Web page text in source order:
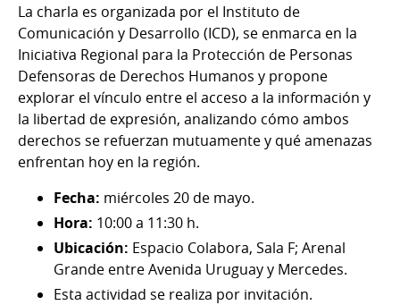
La charla es organizada por el Instituto de
Comunicación y Desarrollo (ICD), se enmarca en la
Iniciativa Regional para la Protección de Personas
Defensoras de Derechos Humanos y propone
explorar el vínculo entre el acceso a la información y
la libertad de expresión, analizando cómo ambos
derechos se refuerzan mutuamente y qué amenazas
enfrentan hoy en la región.
Fecha: miércoles 20 de mayo.
Hora: 10:00 a 11:30 h.
Ubicación: Espacio Colabora, Sala F; Arenal
Grande entre Avenida Uruguay y Mercedes.
Esta actividad se realiza por invitación.